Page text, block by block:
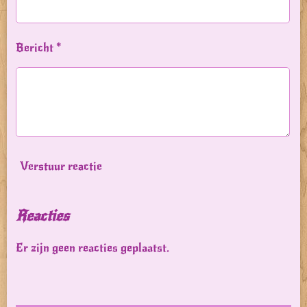
Bericht *
Verstuur reactie
Reacties
Er zijn geen reacties geplaatst.